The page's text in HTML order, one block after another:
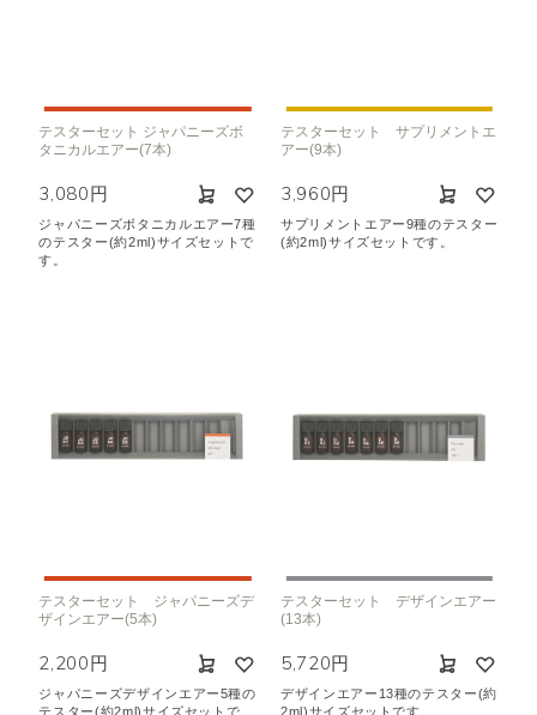
テスターセット ジャパニーズボ
タニカルエアー(7本)
3,080円
ジャパニーズボタニカルエアー7種
のテスター(約2ml)サイズセットで
す。
テスターセット サプリメントエ
アー(9本)
3,960円
サプリメントエアー9種のテスター
(約2ml)サイズセットです。
テスターセット ジャパニーズデ
ザインエアー(5本)
2,200円
ジャパニーズデザインエアー5種の
テスター(約2ml)サイズセットで
テスターセット デザインエアー
(13本)
5,720円
デザインエアー13種のテスター(約
2ml)サイズセットです。